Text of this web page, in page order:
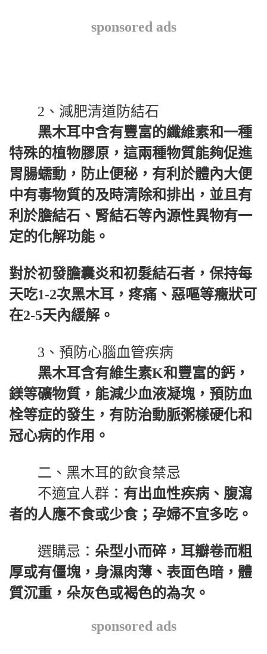
sponsored ads
2、減肥清道防結石
黑木耳中含有豐富的纖維素和一種
特殊的植物膠原，這兩種物質能夠促進
胃腸蠕動，防止便秘，有利於體內大便
中有毒物質的及時清除和排出，並且有
利於膽結石、腎結石等內源性異物有一
定的化解功能。
對於初發膽囊炎和初髮結石者，保持每
天吃1-2次黑木耳，疼痛、惡嘔等癥狀可
在2-5天內緩解。
3、預防心腦血管疾病
黑木耳含有維生素K和豐富的鈣，
鎂等礦物質，能減少血液凝塊，預防血
栓等症的發生，有防治動脈粥樣硬化和
冠心病的作用。
二、黑木耳的飲食禁忌
不適宜人群： 有出血性疾病、腹瀉
者的人應不食或少食；孕婦不宜多吃。
選購忌： 朵型小而碎，耳瓣卷而粗
厚或有僵塊，身濕肉薄、表面色暗，體
質沉重，朵灰色或褐色的為次。
sponsored ads